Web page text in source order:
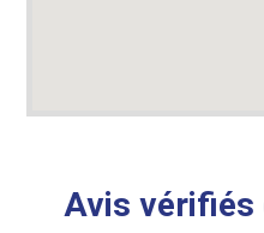
Avis vérifiés